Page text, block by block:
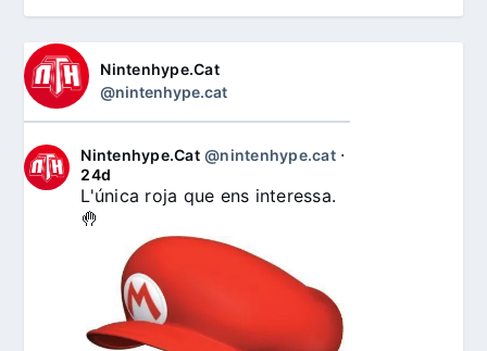
Nintenhype.Cat
@nintenhype.cat
Nintenhype.Cat @nintenhype.cat⋅
24d
L'única roja que ens interessa.
🤚